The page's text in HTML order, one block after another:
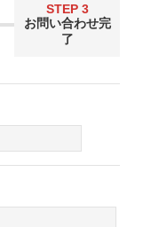
STEP 3
お問い合わせ完
了